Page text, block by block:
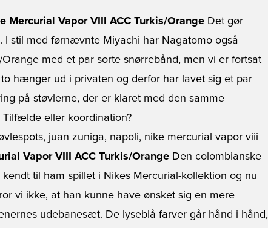
Mercurial Vapor VIII ACC Turkis/Orange Det gør
I stil med førnævnte Miyachi har Nagatomo også
med et par sorte snørrebånd, men vi er fortsat
hænger ud i privaten og derfor har lavet sig et par
på støvlerne, der er klaret med den samme
Tilfælde eller koordination?
Vapor VIII ACC Turkis/Orange Den colombianske
til ham spillet i Nikes Mercurial-kollektion og nu
vi ikke, at han kunne have ønsket sig en mere
udebanesæt. De lyseblå farver går hånd i hånd,